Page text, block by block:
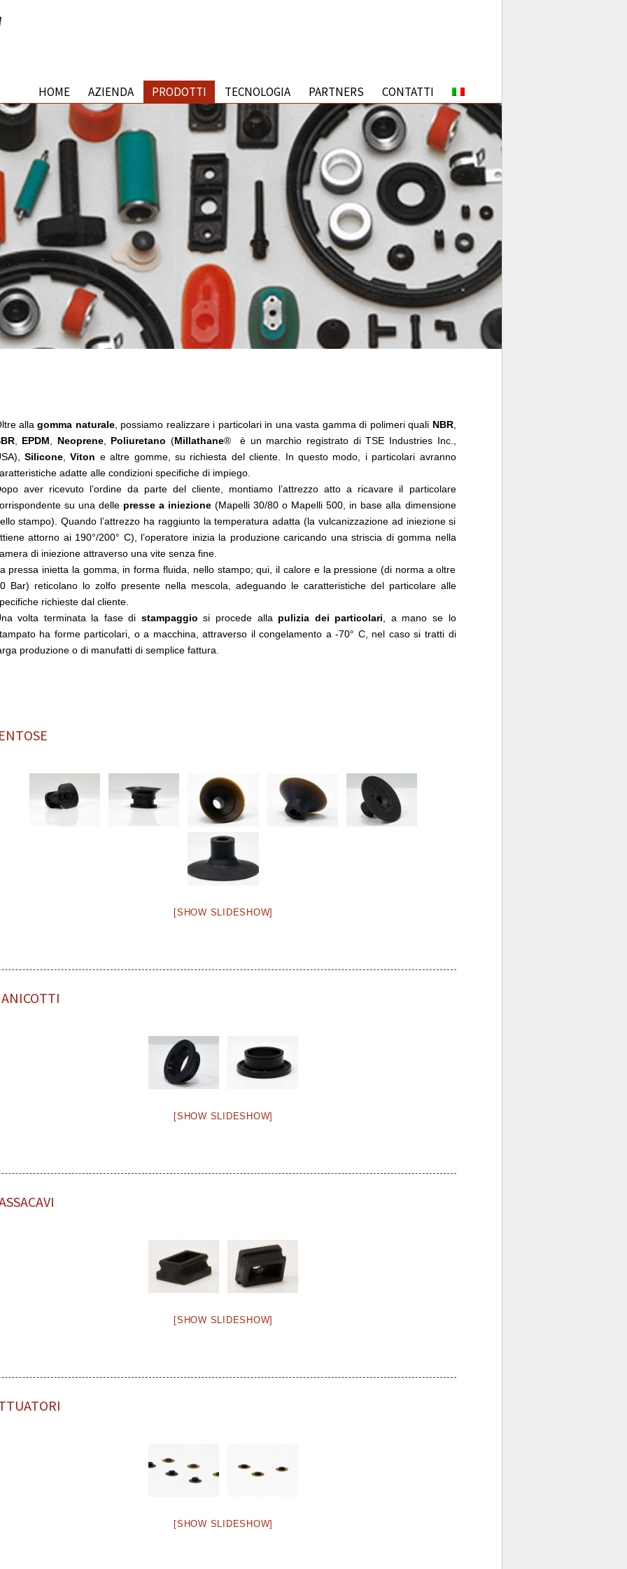
HOME AZIENDA PRODOTTI TECNOLOGIA PARTNERS CONTATTI
allagomma naturale, possiamo realizzare i particolari in una vasta gamma di polimeri quali NBR,
, EPDM Neoprene, Poliuretano (Millathane® è un marchio registrato di TSE Industries Inc.,
Silicone,Viton e altre gomme, su richiesta del cliente. In questo modo, i particolari avranno
adatte alle condizioni specifiche di impiego.
aver ricevuto l’ordine da parte del cliente, montiamo l’attrezzo atto a ricavare il particolare
su una delle presse a iniezione(Mapelli 30/80 o Mapelli 500, in base alla dimensione
stampo). Quando l’attrezzo ha raggiunto la temperatura adatta (la vulcanizzazione ad iniezione si
attorno ai 190°/200° C), l’operatore inizia la produzione caricando una striscia di gomma nella
di iniezione attraverso una vite senza fine.
pressa inietta la gomma, in forma fluida, nello stampo; qui, il calore e la pressione (di norma a oltre
Bar) reticolano lo zolfo presente nella mescola, adeguando le caratteristiche del particolare alle
richieste dal cliente.
volta terminata la fase di stampaggio si procede alla pulizia dei particolari , a mano se lo
ha forme particolari, o a macchina, attraverso il congelamento a -70° C, nel caso si tratti di
produzione o di manufatti di semplice fattura.
[SHOW SLIDESHOW]
[SHOW SLIDESHOW]
[SHOW SLIDESHOW]
[SHOW SLIDESHOW]